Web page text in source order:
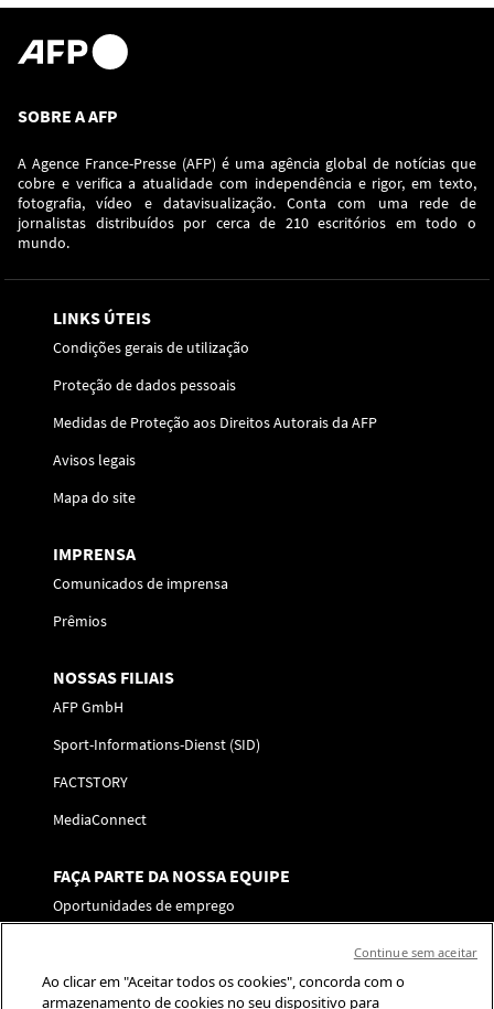
SOBRE A AFP
A Agence France-Presse (AFP) é uma agência global de notícias que
cobre e verifica a atualidade com independência e rigor, em texto,
fotografia, vídeo e datavisualização. Conta com uma rede de
jornalistas distribuídos por cerca de 210 escritórios em todo o
mundo.
LINKS ÚTEIS
Condições gerais de utilização
Proteção de dados pessoais
Medidas de Proteção aos Direitos Autorais da AFP
Avisos legais
Mapa do site
IMPRENSA
Comunicados de imprensa
Prêmios
NOSSAS FILIAIS
AFP GmbH
Sport-Informations-Dienst (SID)
FACTSTORY
MediaConnect
FAÇA PARTE DA NOSSA EQUIPE
Oportunidades de emprego
SIGA-NOS
Ao clicar em "Aceitar todos os cookies", concorda com o
armazenamento de cookies no seu dispositivo para
Continue sem aceitar